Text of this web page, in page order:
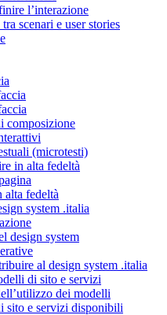
l’interazione
scenari e user stories
composizione
(microtesti)
in alta fedeltà
fedeltà
system .italia
design system
al design system .italia
di sito e servizi
dei modelli
sito e servizi disponibili